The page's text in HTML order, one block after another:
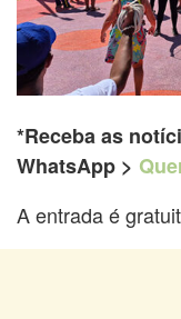
*Receba as
WhatsApp >
A entrada é